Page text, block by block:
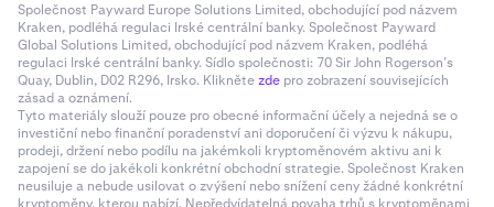
Společnost Payward Europe Solutions Limited, obchodující pod názvem
Kraken, podléhá regulaci Irské centrální banky. Společnost Payward
Global Solutions Limited, obchodující pod názvem Kraken, podléhá
regulaci Irské centrální banky. Sídlo společnosti: 70 Sir John Rogerson’s
Quay, Dublin, D02 R296, Irsko. Kliknětezde pro zobrazení souvisejících
zásad a oznámení.
Tyto materiály slouží pouze pro obecné informační účely a nejedná se o
investiční nebo finanční poradenství ani doporučení či výzvu k nákupu,
prodeji, držení nebo podílu na jakémkoli kryptoměnovém aktivu ani k
zapojení se do jakékoli konkrétní obchodní strategie. Společnost Kraken
neusiluje a nebude usilovat o zvýšení nebo snížení ceny žádné konkrétní